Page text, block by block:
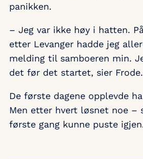
panikken.
– Jeg var ikke høy i hatten.
etter Levanger hadde jeg
melding til samboeren min.
det før det startet, sier Frode.
De første dagene opplevde
Men etter hvert løsnet noe –
første gang kunne puste